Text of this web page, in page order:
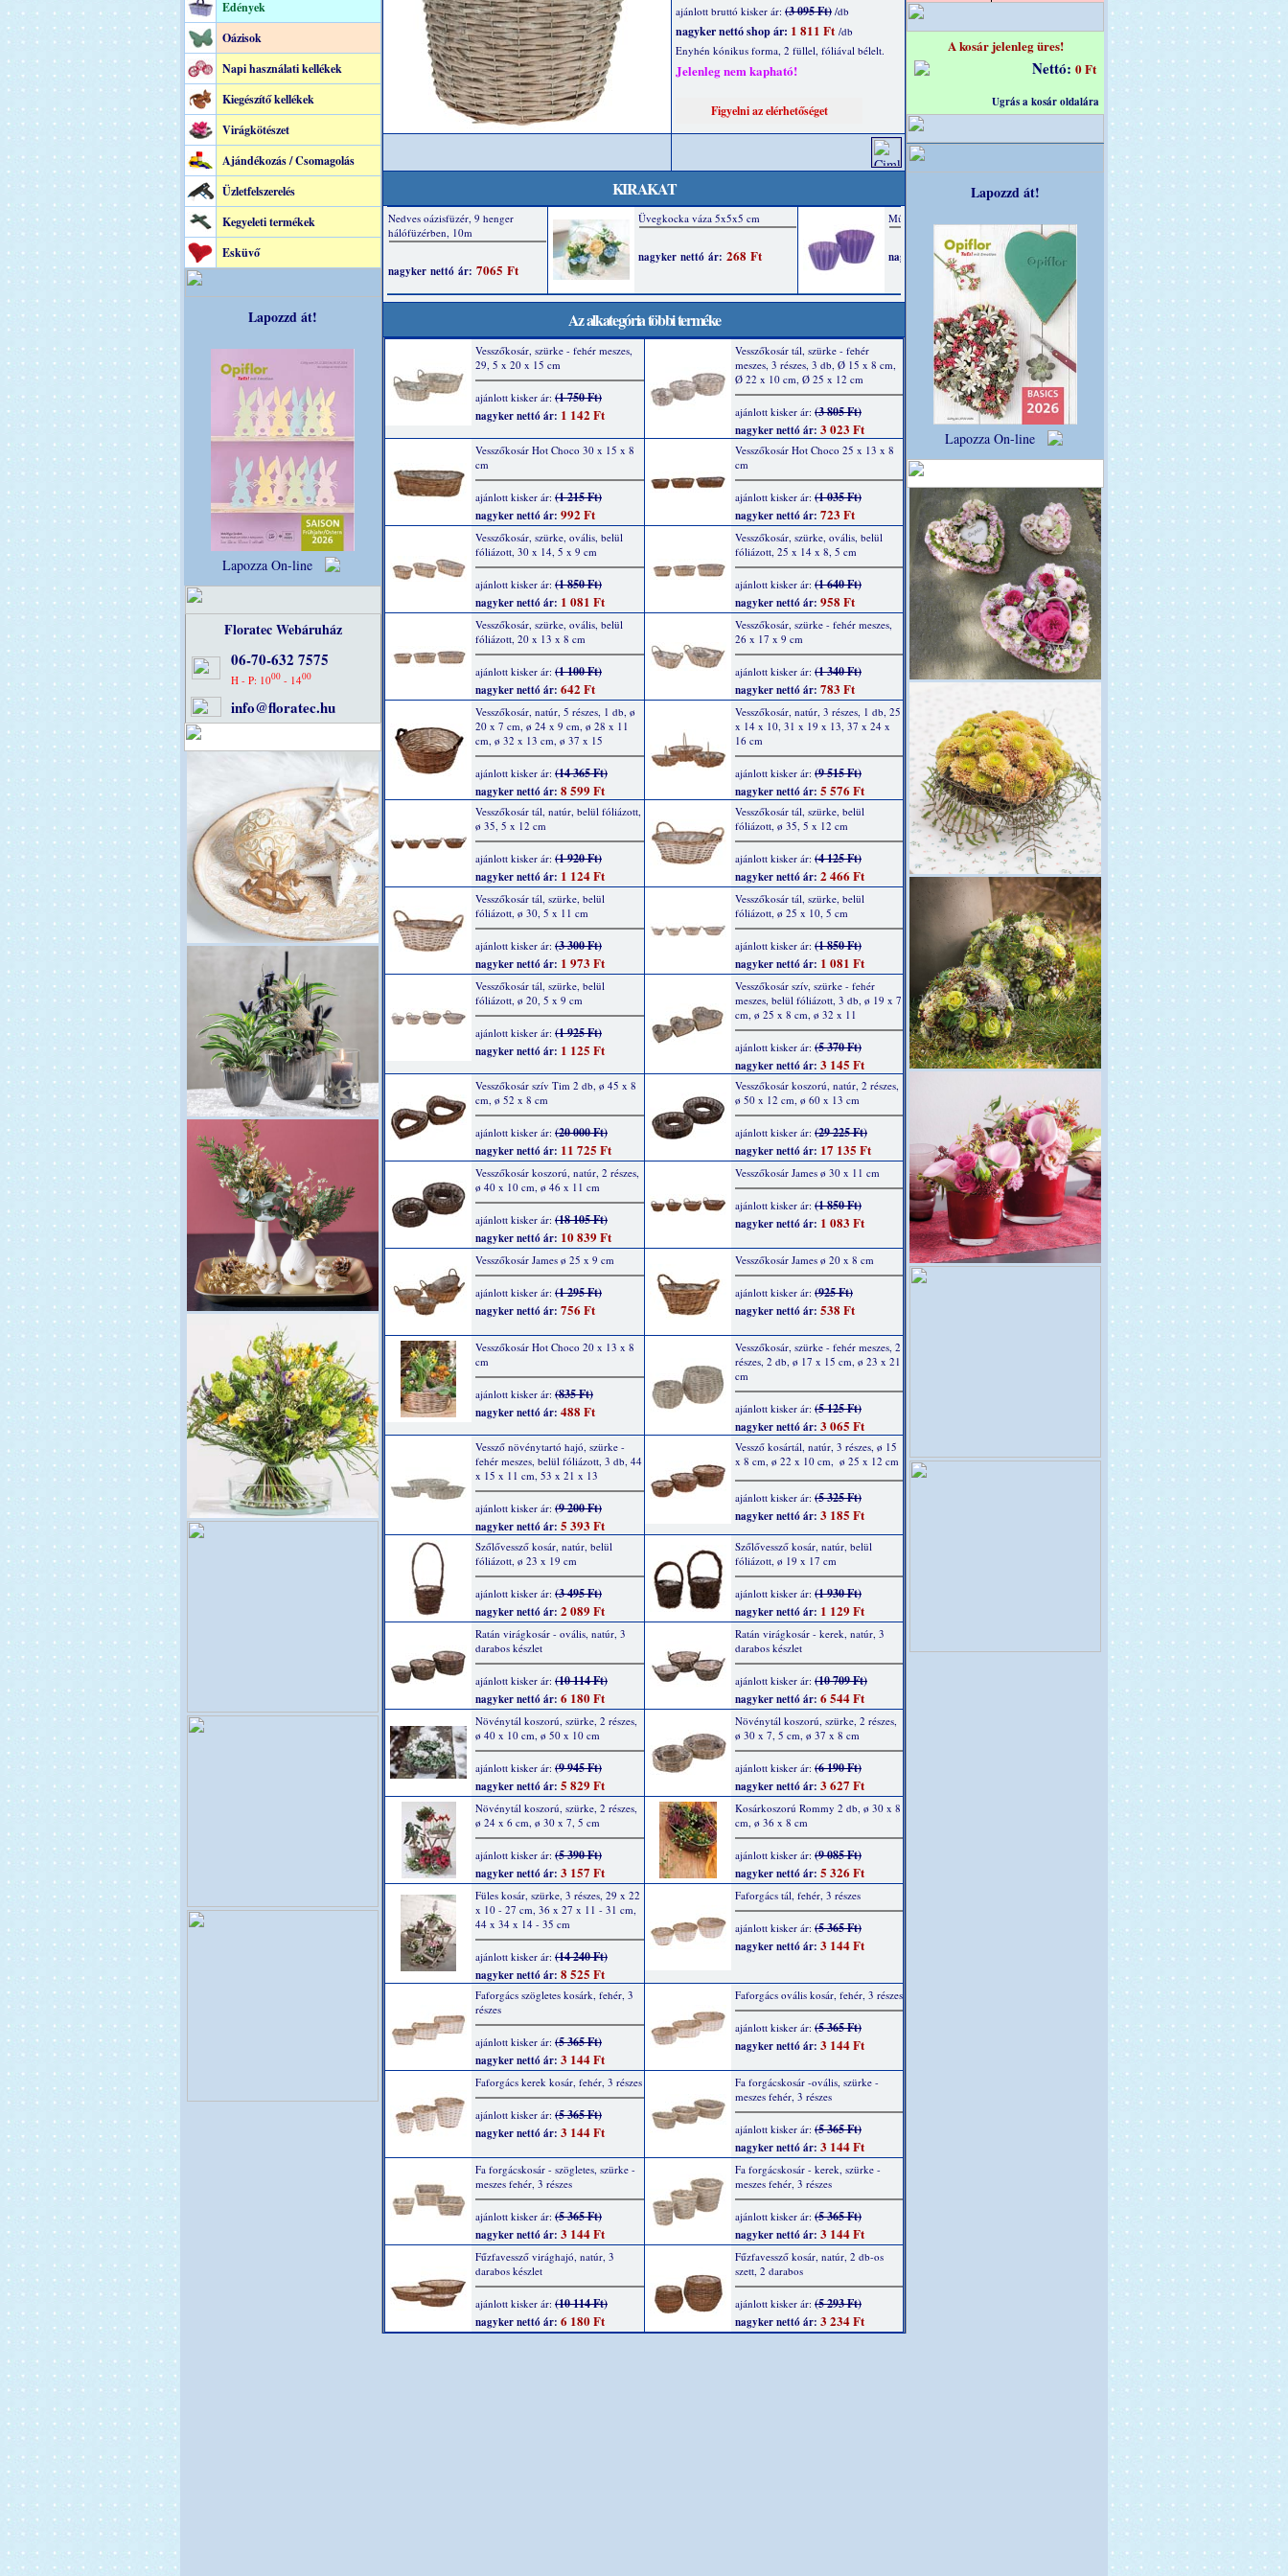
Edények
Oázisok
Napi használati kellékek
Kiegészítő kellékek
Virágkötészet
Ajándékozás / Csomagolás
Üzletfelszerelés
Kegyeleti termékek
Esküvő
Lapozzd át!
Lapozza On-line
Floratec Webáruház
06-70-632 7575
H - P: 1000- 1400
info@floratec.hu
ajánlott bruttó kisker ár: (3 095 Ft) /db
nagyker nettó shop ár: 1 811 Ft /db
Enyhén kónikus forma, 2 füllel, fóliával bélelt.
Jelenleg nem kapható!
KIRAKAT
Az alkategória többi terméke
Vesszőkosár, szürke - fehér meszes,
29, 5 x 20 x 15 cm
ajánlott kisker ár: (1 750 Ft)
nagyker nettó ár: 1 142 Ft
Vesszőkosár tál, szürke - fehér
meszes, 3 részes, 3 db, Ø 15 x 8 cm,
Ø 22 x 10 cm, Ø 25 x 12 cm
ajánlott kisker ár: (3 805 Ft)
nagyker nettó ár: 3 023 Ft
Vesszőkosár Hot Choco 30 x 15 x 8
cm
ajánlott kisker ár: (1 215 Ft)
nagyker nettó ár: 992 Ft
Vesszőkosár Hot Choco 25 x 13 x 8
cm
ajánlott kisker ár: (1 035 Ft)
nagyker nettó ár: 723 Ft
Vesszőkosár, szürke, ovális, belül
fóliázott, 30 x 14, 5 x 9 cm
ajánlott kisker ár: (1 850 Ft)
nagyker nettó ár: 1 081 Ft
Vesszőkosár, szürke, ovális, belül
fóliázott, 25 x 14 x 8, 5 cm
ajánlott kisker ár: (1 640 Ft)
nagyker nettó ár: 958 Ft
Vesszőkosár, szürke, ovális, belül
fóliázott, 20 x 13 x 8 cm
ajánlott kisker ár: (1 100 Ft)
nagyker nettó ár: 642 Ft
Vesszőkosár, szürke - fehér meszes,
26 x 17 x 9 cm
ajánlott kisker ár: (1 340 Ft)
nagyker nettó ár: 783 Ft
Vesszőkosár, natúr, 5 részes, 1 db, ø
20 x 7 cm, ø 24 x 9 cm, ø 28 x 11
cm, ø 32 x 13 cm, ø 37 x 15
ajánlott kisker ár: (14 365 Ft)
nagyker nettó ár: 8 599 Ft
Vesszőkosár, natúr, 3 részes, 1 db, 25
x 14 x 10, 31 x 19 x 13, 37 x 24 x
16 cm
ajánlott kisker ár: (9 515 Ft)
nagyker nettó ár: 5 576 Ft
Vesszőkosár tál, natúr, belül fóliázott,
ø 35, 5 x 12 cm
ajánlott kisker ár: (1 920 Ft)
nagyker nettó ár: 1 124 Ft
Vesszőkosár tál, szürke, belül
fóliázott, ø 35, 5 x 12 cm
ajánlott kisker ár: (4 125 Ft)
nagyker nettó ár: 2 466 Ft
Vesszőkosár tál, szürke, belül
fóliázott, ø 30, 5 x 11 cm
ajánlott kisker ár: (3 300 Ft)
nagyker nettó ár: 1 973 Ft
Vesszőkosár tál, szürke, belül
fóliázott, ø 25 x 10, 5 cm
ajánlott kisker ár: (1 850 Ft)
nagyker nettó ár: 1 081 Ft
Vesszőkosár tál, szürke, belül
fóliázott, ø 20, 5 x 9 cm
ajánlott kisker ár: (1 925 Ft)
nagyker nettó ár: 1 125 Ft
Vesszőkosár szív, szürke - fehér
meszes, belül fóliázott, 3 db, ø 19 x 7
cm, ø 25 x 8 cm, ø 32 x 11
ajánlott kisker ár: (5 370 Ft)
nagyker nettó ár: 3 145 Ft
Vesszőkosár szív Tim 2 db, ø 45 x 8
cm, ø 52 x 8 cm
ajánlott kisker ár: (20 000 Ft)
nagyker nettó ár: 11 725 Ft
Vesszőkosár koszorú, natúr, 2 részes,
ø 50 x 12 cm, ø 60 x 13 cm
ajánlott kisker ár: (29 225 Ft)
nagyker nettó ár: 17 135 Ft
Vesszőkosár koszorú, natúr, 2 részes,
ø 40 x 10 cm, ø 46 x 11 cm
ajánlott kisker ár: (18 105 Ft)
nagyker nettó ár: 10 839 Ft
Vesszőkosár James ø 30 x 11 cm
ajánlott kisker ár: (1 850 Ft)
nagyker nettó ár: 1 083 Ft
Vesszőkosár James ø 25 x 9 cm
ajánlott kisker ár: (1 295 Ft)
nagyker nettó ár: 756 Ft
Vesszőkosár James ø 20 x 8 cm
ajánlott kisker ár: (925 Ft)
nagyker nettó ár: 538 Ft
Vesszőkosár Hot Choco 20 x 13 x 8
cm
ajánlott kisker ár: (835 Ft)
nagyker nettó ár: 488 Ft
Vesszőkosár, szürke - fehér meszes, 2
részes, 2 db, ø 17 x 15 cm, ø 23 x 21
cm
ajánlott kisker ár: (5 125 Ft)
nagyker nettó ár: 3 065 Ft
Vessző növénytartó hajó, szürke -
fehér meszes, belül fóliázott, 3 db, 44
x 15 x 11 cm, 53 x 21 x 13
ajánlott kisker ár: (9 200 Ft)
nagyker nettó ár: 5 393 Ft
Vessző kosártál, natúr, 3 részes, ø 15
x 8 cm, ø 22 x 10 cm,  ø 25 x 12 cm
ajánlott kisker ár: (5 325 Ft)
nagyker nettó ár: 3 185 Ft
Szőlővessző kosár, natúr, belül
fóliázott, ø 23 x 19 cm
ajánlott kisker ár: (3 495 Ft)
nagyker nettó ár: 2 089 Ft
Szőlővessző kosár, natúr, belül
fóliázott, ø 19 x 17 cm
ajánlott kisker ár: (1 930 Ft)
nagyker nettó ár: 1 129 Ft
Ratán virágkosár - ovális, natúr, 3
darabos készlet
ajánlott kisker ár: (10 114 Ft)
nagyker nettó ár: 6 180 Ft
Ratán virágkosár - kerek, natúr, 3
darabos készlet
ajánlott kisker ár: (10 709 Ft)
nagyker nettó ár: 6 544 Ft
Növénytál koszorú, szürke, 2 részes,
ø 40 x 10 cm, ø 50 x 10 cm
ajánlott kisker ár: (9 945 Ft)
nagyker nettó ár: 5 829 Ft
Növénytál koszorú, szürke, 2 részes,
ø 30 x 7, 5 cm, ø 37 x 8 cm
ajánlott kisker ár: (6 190 Ft)
nagyker nettó ár: 3 627 Ft
Növénytál koszorú, szürke, 2 részes,
ø 24 x 6 cm, ø 30 x 7, 5 cm
ajánlott kisker ár: (5 390 Ft)
nagyker nettó ár: 3 157 Ft
Kosárkoszorú Rommy 2 db, ø 30 x 8
cm, ø 36 x 8 cm
ajánlott kisker ár: (9 085 Ft)
nagyker nettó ár: 5 326 Ft
Füles kosár, szürke, 3 részes, 29 x 22
x 10 - 27 cm, 36 x 27 x 11 - 31 cm,
44 x 34 x 14 - 35 cm
ajánlott kisker ár: (14 240 Ft)
nagyker nettó ár: 8 525 Ft
Faforgács tál, fehér, 3 részes
ajánlott kisker ár: (5 365 Ft)
nagyker nettó ár: 3 144 Ft
Faforgács szögletes kosárk, fehér, 3
részes
ajánlott kisker ár: (5 365 Ft)
nagyker nettó ár: 3 144 Ft
Faforgács ovális kosár, fehér, 3 részes
ajánlott kisker ár: (5 365 Ft)
nagyker nettó ár: 3 144 Ft
Faforgács kerek kosár, fehér, 3 részes
ajánlott kisker ár: (5 365 Ft)
nagyker nettó ár: 3 144 Ft
Fa forgácskosár -ovális, szürke -
meszes fehér, 3 részes
ajánlott kisker ár: (5 365 Ft)
nagyker nettó ár: 3 144 Ft
Fa forgácskosár - szögletes, szürke -
meszes fehér, 3 részes
ajánlott kisker ár: (5 365 Ft)
nagyker nettó ár: 3 144 Ft
Fa forgácskosár - kerek, szürke -
meszes fehér, 3 részes
ajánlott kisker ár: (5 365 Ft)
nagyker nettó ár: 3 144 Ft
Fűzfavessző virághajó, natúr, 3
darabos készlet
ajánlott kisker ár: (10 114 Ft)
nagyker nettó ár: 6 180 Ft
Fűzfavessző kosár, natúr, 2 db-os
szett, 2 darabos
ajánlott kisker ár: (5 293 Ft)
nagyker nettó ár: 3 234 Ft
A kosár jelenleg üres!
Nettó: 0 Ft
Ugrás a kosár oldalára
Lapozzd át!
Lapozza On-line